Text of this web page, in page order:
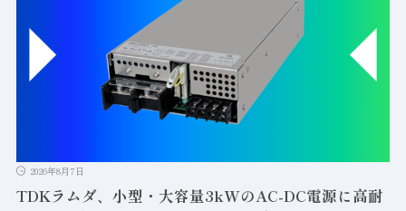
2026年8月7日
TDKラムダ、小型・大容量3kWのAC-DC電源に高耐